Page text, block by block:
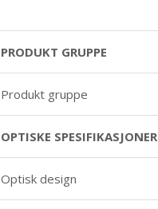
PRODUKT GRUPPE
Produkt gruppe
OPTISKE SPESIFIKASJONER
Optisk design